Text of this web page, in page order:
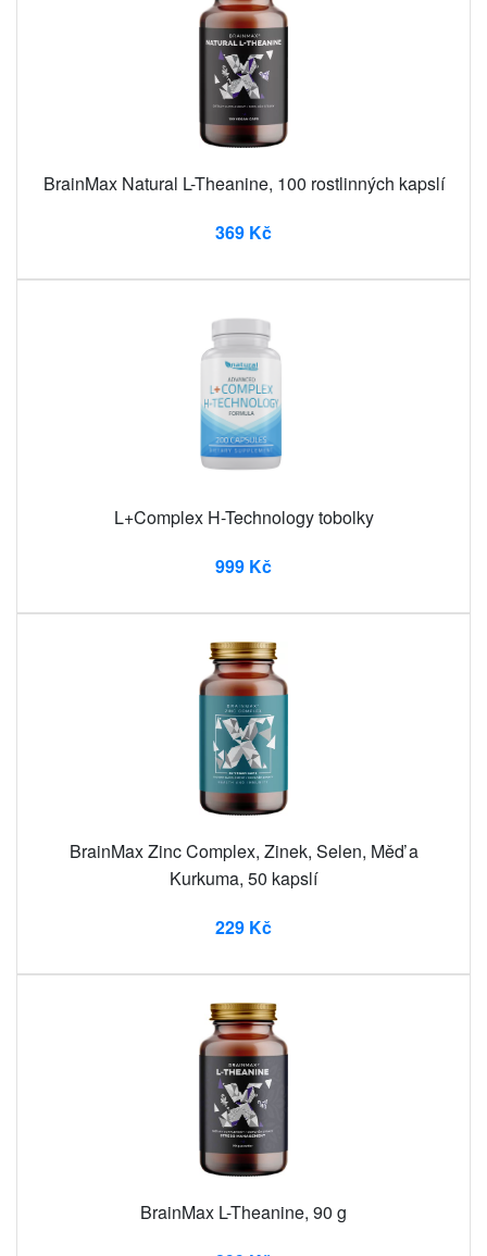
BrainMax Natural L-Theanine, 100 rostlinných kapslí
369 Kč
L+Complex H-Technology tobolky
999 Kč
BrainMax Zinc Complex, Zinek, Selen, Měď a
Kurkuma, 50 kapslí
229 Kč
BrainMax L-Theanine, 90 g